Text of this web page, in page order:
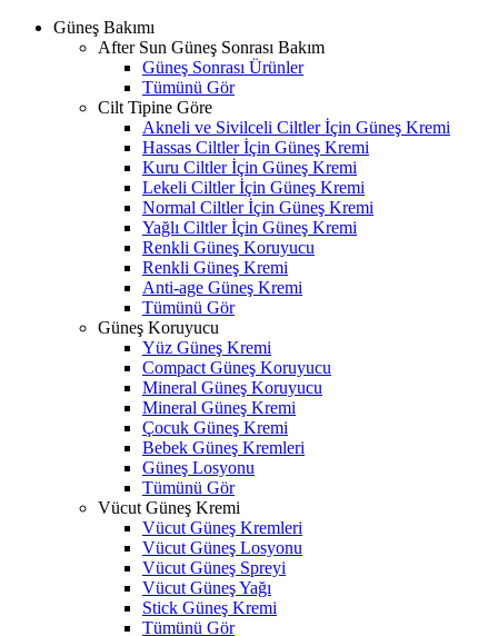
Güneş Bakımı
After Sun Güneş Sonrası Bakım
Güneş Sonrası Ürünler
Tümünü Gör
Cilt Tipine Göre
Akneli ve Sivilceli Ciltler İçin Güneş Kremi
Hassas Ciltler İçin Güneş Kremi
Kuru Ciltler İçin Güneş Kremi
Lekeli Ciltler İçin Güneş Kremi
Normal Ciltler İçin Güneş Kremi
Yağlı Ciltler İçin Güneş Kremi
Renkli Güneş Koruyucu
Renkli Güneş Kremi
Anti-age Güneş Kremi
Tümünü Gör
Güneş Koruyucu
Yüz Güneş Kremi
Compact Güneş Koruyucu
Mineral Güneş Koruyucu
Mineral Güneş Kremi
Çocuk Güneş Kremi
Bebek Güneş Kremleri
Güneş Losyonu
Tümünü Gör
Vücut Güneş Kremi
Vücut Güneş Kremleri
Vücut Güneş Losyonu
Vücut Güneş Spreyi
Vücut Güneş Yağı
Stick Güneş Kremi
Tümünü Gör